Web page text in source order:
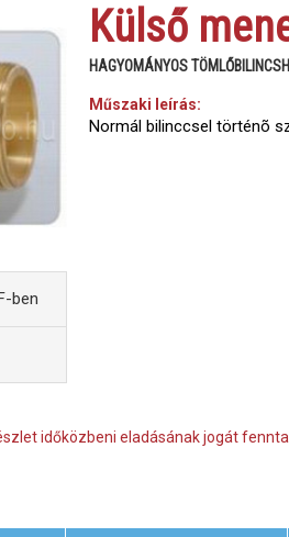
ben
Külső
HAGYOMÁNYOS
Műszaki leírás:
Normál bilinccsel történõ
időközbeni eladásának jogát